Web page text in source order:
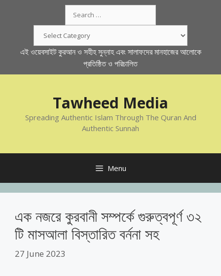
for:
এই ওয়েবসাইট কুরআন ও সহীহ সুন্নাহ এবং সালাফদের মানহাজের আলোকে
প্রতিষ্ঠিত ও পরিচালিত
Tawheed Media
Spreading Authentic Islam Through The Quran And
Authentic Sunnah
Menu
এক নজরে কুরবানী সম্পর্কে গুরুত্বপূর্ণ ৩২
টি মাসআলা বিস্তারিত বর্ননা সহ
27 June 2023